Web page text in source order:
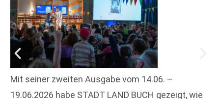
Mit seiner zweiten Ausgabe vom 14.06. –
19.06.2026 habe STADT LAND BUCH gezeigt, wie